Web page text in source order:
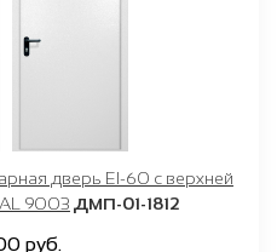
дверь EI-60 с верхней
9003 ДМП-01-1812
руб.